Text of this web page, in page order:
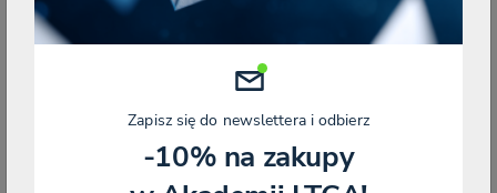
Kategorie
KSEF
Zapisz się do newslettera i odbierz
-10% na zakupy